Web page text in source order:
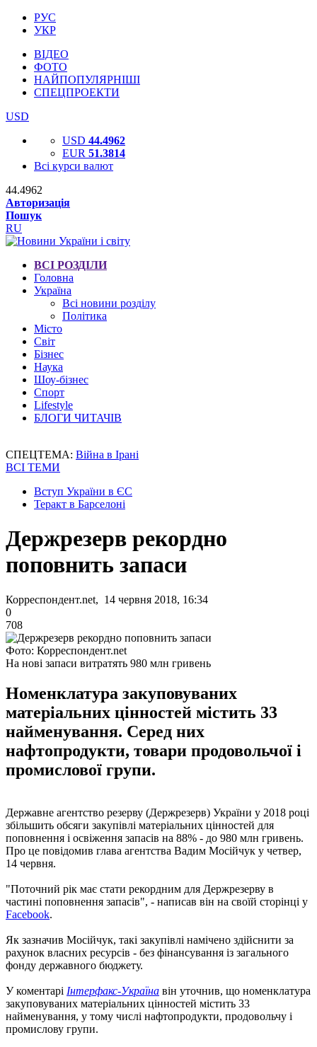
РУС
УКР
ВІДЕО
ФОТО
НАЙПОПУЛЯРНІШІ
СПЕЦПРОЕКТИ
USD
USD 44.4962
EUR 51.3814
Всі курси валют
44.4962
Авторизація
Пошук
RU
ВСІ РОЗДІЛИ
Головна
Україна
Всі новини розділу
Політика
Місто
Світ
Бізнес
Наука
Шоу-бізнес
Спорт
Lifestyle
БЛОГИ ЧИТАЧІВ
СПЕЦТЕМА: Війна в Ірані
ВСІ ТЕМИ
Вступ України в ЄС
Теракт в Барселоні
Держрезерв рекордно
поповнить запаси
Корреспондент.net, 14 червня 2018, 16:34
0
708
Фото: Корреспондент.net
На нові запаси витратять 980 млн гривень
Номенклатура закуповуваних
матеріальних цінностей містить 33
найменування. Серед них
нафтопродукти, товари продовольчої і
промислової групи.
Державне агентство резерву (Держрезерв) України у 2018 році
збільшить обсяги закупівлі матеріальних цінностей для
поповнення і освіження запасів на 88% - до 980 млн гривень.
Про це повідомив глава агентства Вадим Мосійчук у четвер,
14 червня.
"Поточний рік має стати рекордним для Держрезерву в
частині поповнення запасів", - написав він на своїй сторінці у
Facebook.
Як зазначив Мосійчук, такі закупівлі намічено здійснити за
рахунок власних ресурсів - без фінансування із загального
фонду державного бюджету.
У коментарі Інтерфакс-Україна він уточнив, що номенклатура
закуповуваних матеріальних цінностей містить 33
найменування, у тому числі нафтопродукти, продовольчу і
промислову групи.